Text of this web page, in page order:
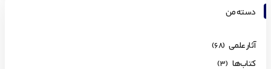
دسته من
آثار علمی (68)
کتاب‌ها (3)